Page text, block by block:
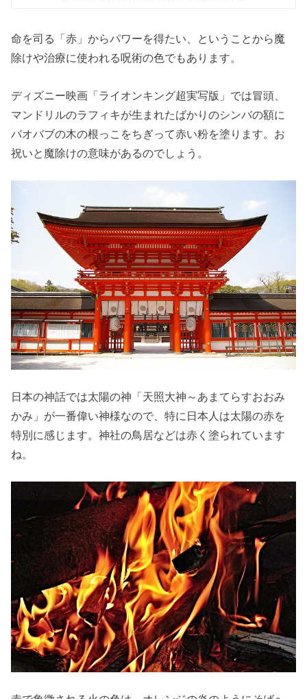
命を司る「赤」からパワーを得たい、ということから魔
除けや治療に使われる呪術の色でもあります。
ディズニー映画「ライオンキング超実写版」では冒頭、
マンドリルのラフィキが生まれたばかりのシンバの額に
バオバブの木の根っこをちぎって赤い粉を塗ります。お
祝いと魔除けの意味があるのでしょう。
日本の神話では太陽の神「天照大神～あまてらすおおみ
かみ」が一番偉い神様なので、特に日本人は太陽の赤を
特別に感じます。神社の鳥居などは赤く塗られています
ね。